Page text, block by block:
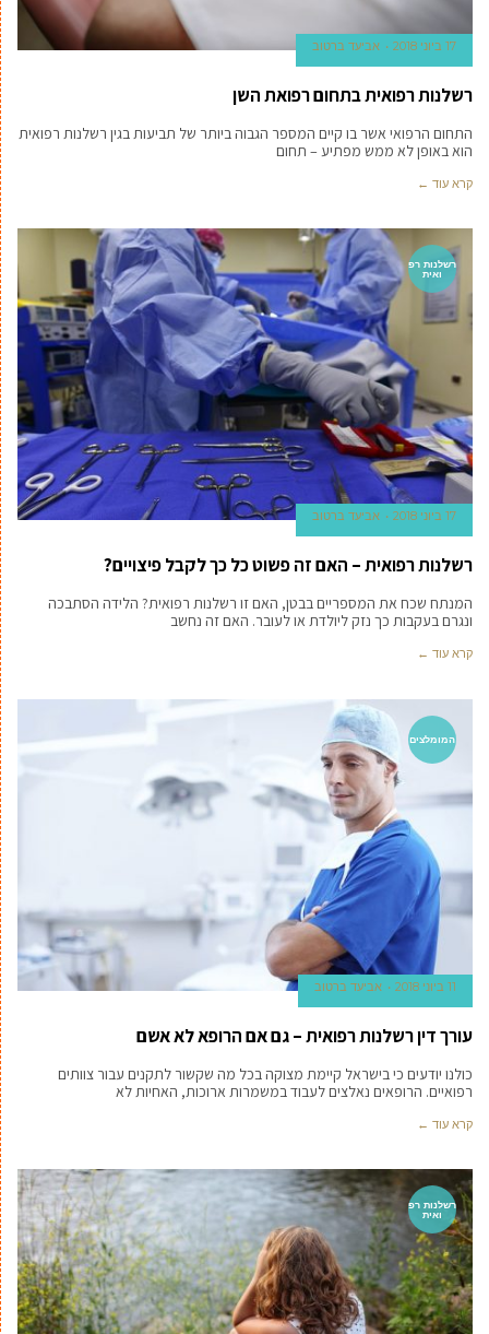
17 ביוני 2018 אביעד ברטוב
רשלנות רפואית בתחום רפואת השן
התחום הרפואי אשר בו קיים המספר הגבוה ביותר של תביעות בגין רשלנות רפואית
הוא באופן לא ממש מפתיע – תחום
קרא עוד ←
רשלנות רפ
ואית
17 ביוני 2018 אביעד ברטוב
רשלנות רפואית – האם זה פשוט כל כך לקבל פיצויים?
המנתח שכח את המספריים בבטן, האם זו רשלנות רפואית? הלידה הסתבכה
ונגרם בעקבות כך נזק ליולדת או לעובר. האם זה נחשב
קרא עוד ←
המומלצים
11 ביוני 2018 אביעד ברטוב
עורך דין רשלנות רפואית – גם אם הרופא לא אשם
כולנו יודעים כי בישראל קיימת מצוקה בכל מה שקשור לתקנים עבור צוותים
רפואיים. הרופאים נאלצים לעבוד במשמרות ארוכות, האחיות לא
קרא עוד ←
רשלנות רפ
ואית